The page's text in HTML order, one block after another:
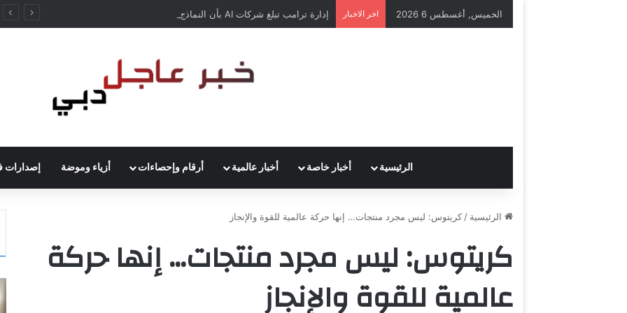
الخميس, أغسطس 6 2026 اخر الاخبار
الرئيسية أخبار خاصة أخبار عالمية أرقام وإحصاءات أزياء وموضة إصدارات
الرئيسية / كريتوس: ليس مجرد منتجات… إنها حركة عالمية للقوة والإنجاز
كريتوس: ليس مجرد منتجات… إنها حركة
عالمية للقوة والإنجاز